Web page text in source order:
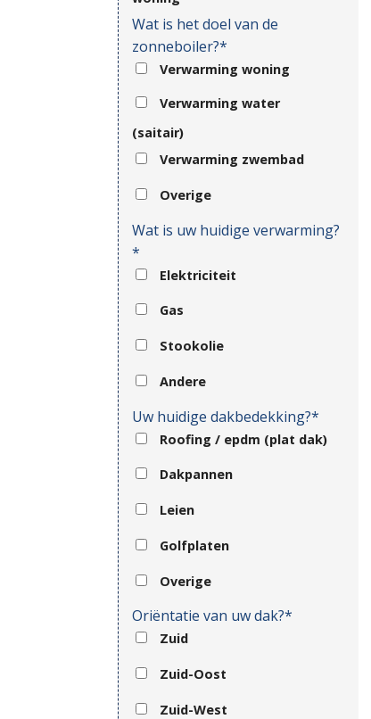
Wat is het doel van de
zonneboiler?*
Verwarming woning
Verwarming water
(saitair)
Verwarming zwembad
Overige
Wat is uw huidige verwarming?
*
Elektriciteit
Gas
Stookolie
Andere
Uw huidige dakbedekking?*
Roofing / epdm (plat dak)
Dakpannen
Leien
Golfplaten
Overige
Oriëntatie van uw dak?*
Zuid
Zuid-Oost
Zuid-West